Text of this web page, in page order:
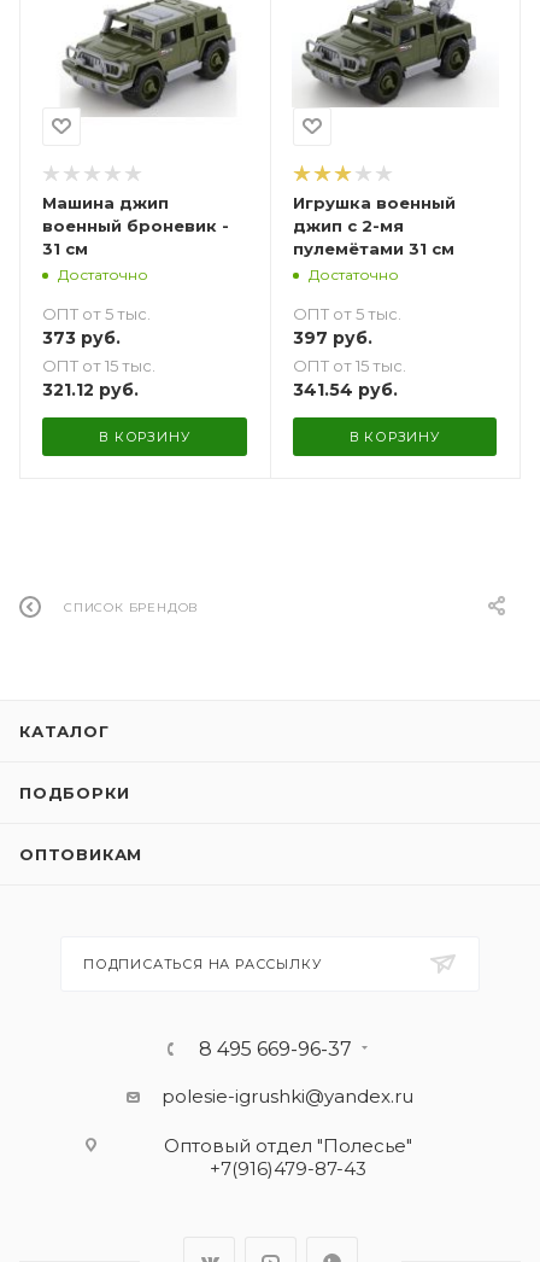
Машина джип
военный броневик -
31 см
Достаточно
ОПТ от 5 тыс.
373 руб.
ОПТ от 15 тыс.
321.12 руб.
В КОРЗИНУ
Игрушка военный
джип с 2-мя
пулемётами 31 см
Достаточно
ОПТ от 5 тыс.
397 руб.
ОПТ от 15 тыс.
341.54 руб.
В КОРЗИНУ
СПИСОК БРЕНДОВ
КАТАЛОГ
ПОДБОРКИ
ОПТОВИКАМ
ПОДПИСАТЬСЯ НА РАССЫЛКУ
8 495 669-96-37
polesie-igrushki@yandex.ru
Оптовый отдел "Полесье"
+7(916)479-87-43